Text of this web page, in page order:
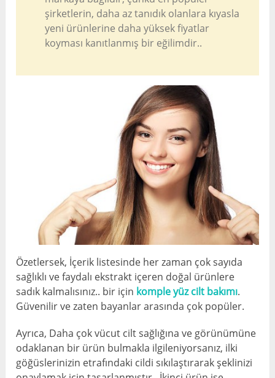
şirketlerin, daha az tanıdık olanlara kıyasla
yeni ürünlerine daha yüksek fiyatlar
koyması kanıtlanmış bir eğilimdir..
Özetlersek, İçerik listesinde her zaman çok sayıda
sağlıklı ve faydalı ekstrakt içeren doğal ürünlere
sadık kalmalısınız.. bir için komple yüz cilt bakımı.
Güvenilir ve zaten bayanlar arasında çok popüler.
Ayrıca, Daha çok vücut cilt sağlığına ve görünümüne
odaklanan bir ürün bulmakla ilgileniyorsanız, ilki
göğüslerinizin etrafındaki cildi sıkılaştırarak şeklinizi